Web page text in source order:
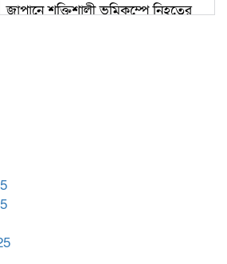
জাপানে শক্তিশালী ভূমিকম্পে নিহতের
পর ফোন তারেক রহমানের,গ্যাস সঙ্কট